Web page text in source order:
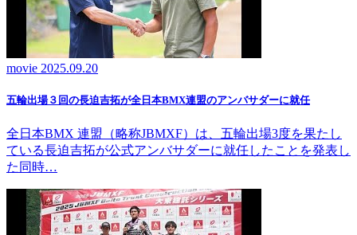
movie 2025.09.20
五輪出場３回の長迫吉拓が全日本BMX連盟のアンバサダーに就任
全日本BMX 連盟（略称JBMXF）は、五輪出場3度を果たし
ている長迫吉拓が公式アンバサダーに就任したことを発表し
た同時…